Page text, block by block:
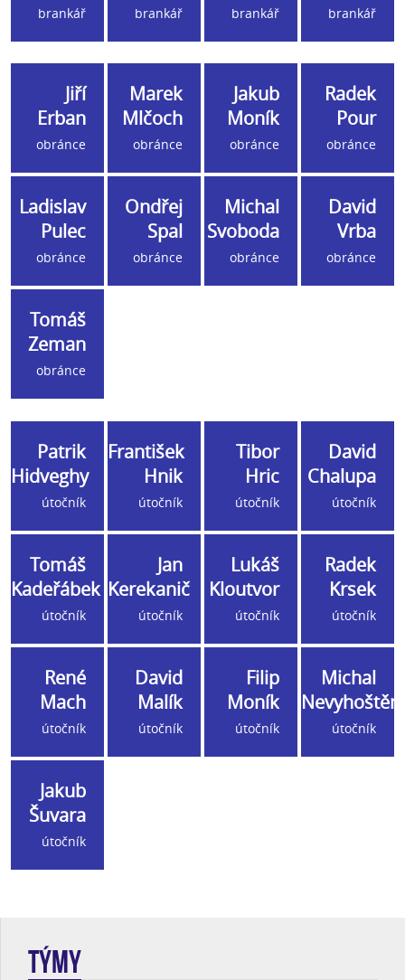
brankář brankář brankář brankář
Jiří
Erban
obránce
Marek
Mlčoch
obránce
Jakub
Moník
obránce
Radek
Pour
obránce
Ladislav
Pulec
obránce
Ondřej
Spal
obránce
Michal
Svoboda
obránce
David
Vrba
obránce
Tomáš
Zeman
obránce
Patrik
Hidveghy
útočník
František
Hnik
útočník
Tibor
Hric
útočník
David
Chalupa
útočník
Tomáš
Kadeřábek
útočník
Jan
Kerekanič
útočník
Lukáš
Kloutvor
útočník
Radek
Krsek
útočník
René
Mach
útočník
David
Malík
útočník
Filip
Moník
útočník
Michal
útočník
Jakub
Šuvara
útočník
TÝMY